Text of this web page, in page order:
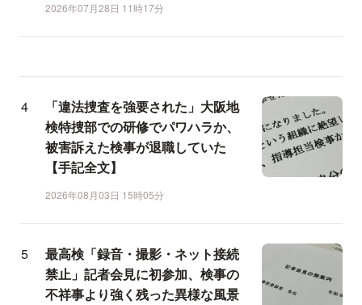
2026年07月28日 11時17分
「違法捜査を強要された」大阪地
検特捜部での研修でパワハラか、
被害訴えた検事が退職していた
【手記全文】
2026年08月03日 15時05分
最高検「録音・撮影・ネット接続
禁止」記者会見に初参加、検事の
不祥事より強く残った異様な風景